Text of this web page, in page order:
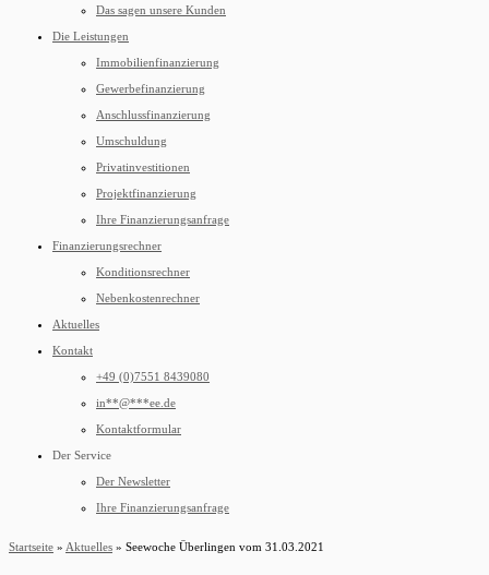
Das sagen unsere Kunden
Die Leistungen
Immobilienfinanzierung
Gewerbefinanzierung
Anschlussfinanzierung
Umschuldung
Privatinvestitionen
Projektfinanzierung
Ihre Finanzierungsanfrage
Finanzierungsrechner
Konditionsrechner
Nebenkostenrechner
Aktuelles
Kontakt
+49 (0)7551 8439080
in**@***ee.de
Kontaktformular
Der Service
Der Newsletter
Ihre Finanzierungsanfrage
Startseite » Aktuelles » Seewoche Überlingen vom 31.03.2021